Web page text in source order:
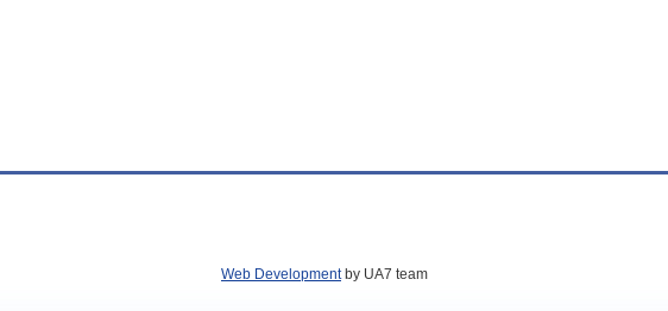
Web Developmentby UA7 team